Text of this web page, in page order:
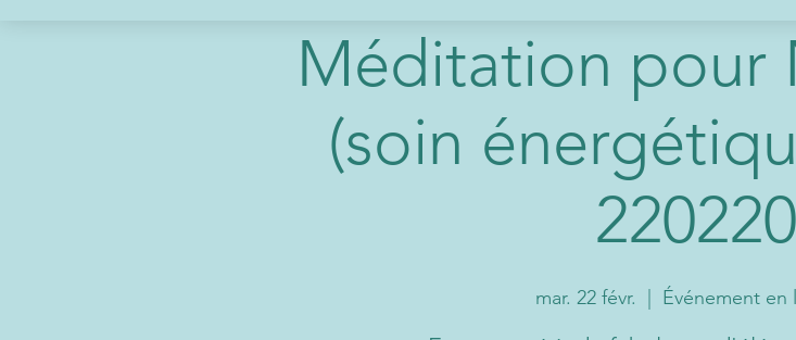
Méditation pour
(soin
mar. 22 févr. Événement